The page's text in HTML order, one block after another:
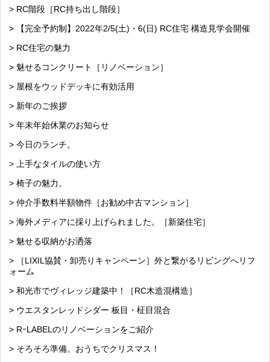
> RC階段［RC持ち出し階段］
> 【完全予約制】2022年2/5(土)・6(日) RC住宅 構造見学会開催
> RC住宅の魅力
> 魅せるコンクリート［リノベーション］
> 屋根をウッドデッキに有効活用
> 新年のご挨拶
> 年末年始休業のお知らせ
> 今日のランチ。
> 上手なタイルの使い方
> 椅子の魅力。
> 仲介手数料半額物件［お勧め中古マンション］
> 海外メディアに採り上げられました。［新築住宅］
> 魅せる収納がお洒落
> ［LIXIL協賛・卸売りキャンペーン］外と繋がるリビングへリフ
ォーム
> 和光市でヴィレッジ建築中！［RC木造混構造］
> ウエスタンレッドシダー 板目・柾目混合
> RｰLABELのリノベーションをご紹介
> そろそろ準備。おうちでクリスマス！